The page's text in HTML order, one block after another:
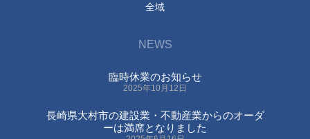
全域
NEWS
臨時休業のお知らせ
2025年10月12日
長崎県大村市の建設業・不動産業からのオーダ
ーは満席となりました